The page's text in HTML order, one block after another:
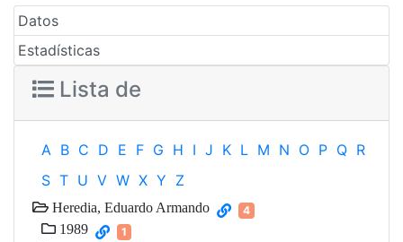
Datos
Estadísticas
Lista de
A B C D E F G H I J K L M N O P Q R
S T U V W X Y Z
Heredia, Eduardo Armando 4
1989 1